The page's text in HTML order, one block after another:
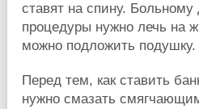
ставят на спину.
процедуры нужно лечь на
можно подложить подушку.
Перед тем, как ставить
нужно смазать